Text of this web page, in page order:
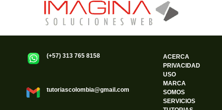
(+57) 313 765 8158
tutoriascolombia@gmail.com
ACERCA
PRIVACIDAD
USO
MARCA
SOMOS
SERVICIOS